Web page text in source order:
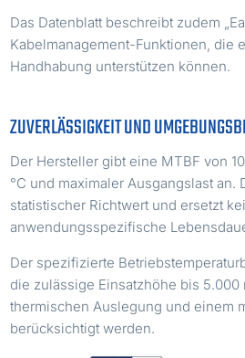
Das Datenblatt beschreibt zudem
Kabelmanagement-Funktionen, die
Handhabung unterstützen können.
ZUVERLÄSSIGKEIT UND
Der Hersteller gibt eine MTBF von
°C und maximaler Ausgangslast an.
statistischer Richtwert und ersetzt
anwendungsspezifische
Der spezifizierte
die zulässige Einsatzhöhe bis
thermischen Auslegung und einem
berücksichtigt werden.